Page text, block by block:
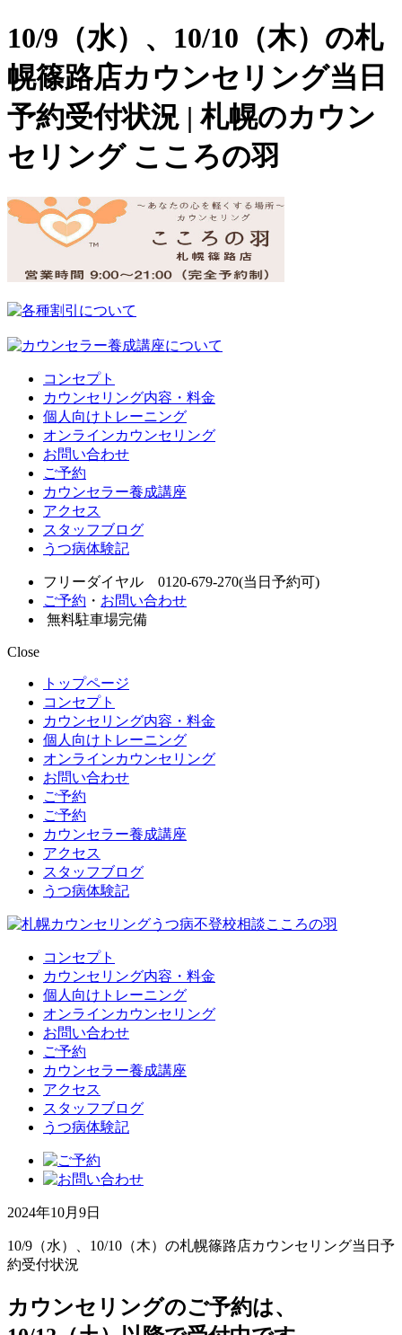
10/9（水）、10/10（木）の札
幌篠路店カウンセリング当日
予約受付状況 | 札幌のカウン
セリング こころの羽
コンセプト
カウンセリング内容・料金
個人向けトレーニング
オンラインカウンセリング
お問い合わせ
ご予約
カウンセラー養成講座
アクセス
スタッフブログ
うつ病体験記
フリーダイヤル 0120-679-270(当日予約可)
ご予約 ・ お問い合わせ
無料駐車場完備
Close
トップページ
コンセプト
カウンセリング内容・料金
個人向けトレーニング
オンラインカウンセリング
お問い合わせ
ご予約
ご予約
カウンセラー養成講座
アクセス
スタッフブログ
うつ病体験記
コンセプト
カウンセリング内容・料金
個人向けトレーニング
オンラインカウンセリング
お問い合わせ
ご予約
カウンセラー養成講座
アクセス
スタッフブログ
うつ病体験記
2024年10月9日
10/9（水）、10/10（木）の札幌篠路店カウンセリング当日予
約受付状況
カウンセリングのご予約は、